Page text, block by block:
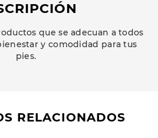
que se adecuan a todos
y comodidad para tus
pies.
RELACIONADOS